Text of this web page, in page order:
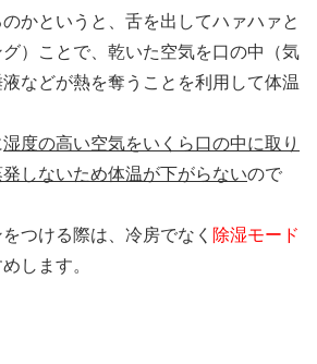
かというと、舌を出してハァハァと
）ことで、乾いた空気を口の中（気
などが熱を奪うことを利用して体温
湿度の高い空気をいくら口の中に取り
しないため体温が下がらないので
つける際は、冷房でなく 除湿モード
します。